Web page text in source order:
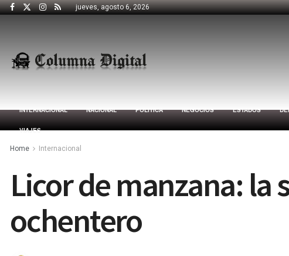
jueves, agosto 6, 2026
INTERNACIONAL NACIONAL POLÍTICA NEGOCIOS ESTADOS
VIAJES
Home Internacional
Licor de manzana:
ochentero